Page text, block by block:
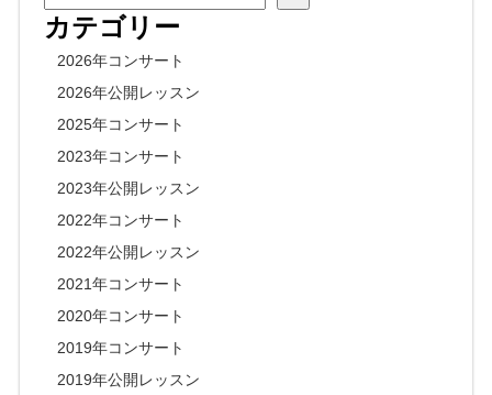
カテゴリー
2026年コンサート
2026年公開レッスン
2025年コンサート
2023年コンサート
2023年公開レッスン
2022年コンサート
2022年公開レッスン
2021年コンサート
2020年コンサート
2019年コンサート
2019年公開レッスン